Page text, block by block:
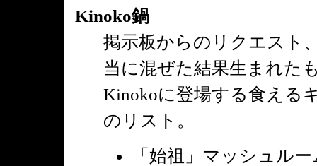
Kinoko鍋
掲示板からのリクエスト
当に混ぜた結果生まれた
Kinokoに登場する食える
のリスト。
「始祖」マッシュルー